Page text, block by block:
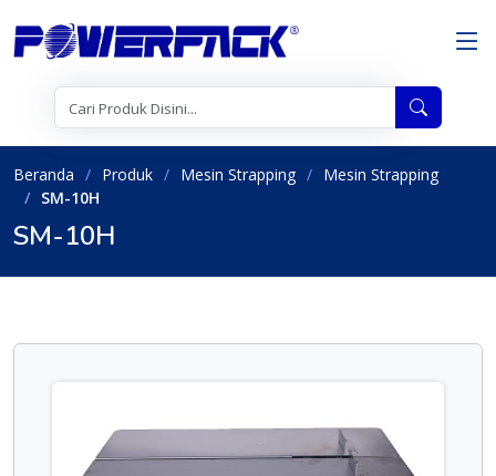
Beranda Produk Mesin Strapping
Mesin Strapping
SM-10H
SM-10H